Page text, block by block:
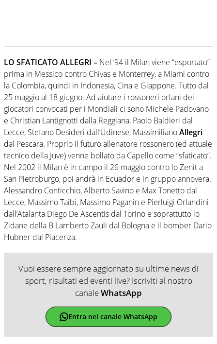
LO SFATICATO ALLEGRI – Nel ’94 il Milan viene “esportato”
prima in Messico contro Chivas e Monterrey, a Miami contro
la Colombia, quindi in Indonesia, Cina e Giappone. Tutto dal
25 maggio al 18 giugno. Ad aiutare i rossoneri orfani dei
giocatori convocati per i Mondiali ci sono Michele Padovano
e Christian Lantignotti dalla Reggiana, Paolo Baldieri dal
Lecce, Stefano Desideri dall’Udinese, MassimilianoAllegri
dal Pescara. Proprio il futuro allenatore rossonero (ed attuale
tecnico della Juve) venne bollato da Capello come “sfaticato”.
Nel 2002 il Milan è in campo il 26 maggio contro lo Zenit a
San Pietroburgo, poi andrà in Ecuador e in gruppo annovera.
Alessandro Conticchio, Alberto Savino e Max Tonetto dal
Lecce, Massimo Taibi, Massimo Paganin e Pierluigi Orlandini
dall’Atalanta Diego De Ascentis dal Torino e soprattutto lo
Zidane della B Lamberto Zauli dal Bologna e il bomber Dario
Hubner dal Piacenza.
Vuoi essere sempre aggiornato su ultime news di
sport, risultati ed eventi live? Iscriviti al nostro
canaleWhatsApp
Entra nel canale WhatsApp